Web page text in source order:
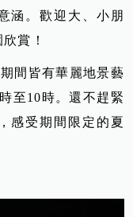
涵。歡迎大、小朋
賞！
間皆有華麗地景藝
至10時。還不趕緊
感受期間限定的夏